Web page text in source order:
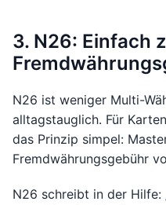
3. N26: Einfach
N26 ist weniger Multi-
alltagstauglich. Für
das Prinzip simpel:
Fremdwährungsgebühr
N26 schreibt in der Hilfe: